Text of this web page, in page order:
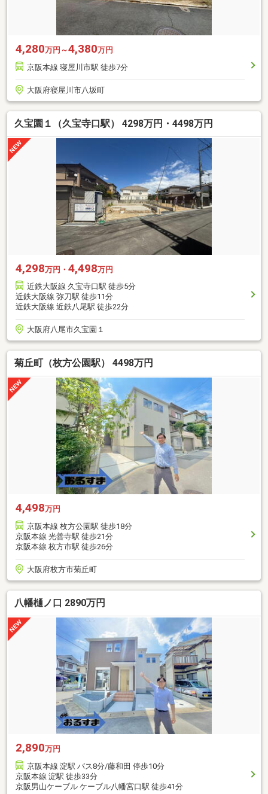
4,280万円～4,380万円
京阪本線 寝屋川市駅 徒歩7分
大阪府寝屋川市八坂町
久宝園１（久宝寺口駅） 4298万円・4498万円
4,298万円・ 4,498万円
近鉄大阪線 久宝寺口駅 徒歩5分
近鉄大阪線 弥刀駅 徒歩11分
近鉄大阪線 近鉄八尾駅 徒歩22分
大阪府八尾市久宝園１
菊丘町（枚方公園駅） 4498万円
4,498万円
京阪本線 枚方公園駅 徒歩18分
京阪本線 光善寺駅 徒歩21分
京阪本線 枚方市駅 徒歩26分
大阪府枚方市菊丘町
八幡樋ノ口 2890万円
2,890万円
京阪本線 淀駅 バス8分/藤和田 停歩10分
京阪本線 淀駅 徒歩33分
京阪男山ケーブル ケーブル八幡宮口駅 徒歩41分